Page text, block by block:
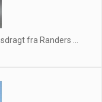
fra Randers ...